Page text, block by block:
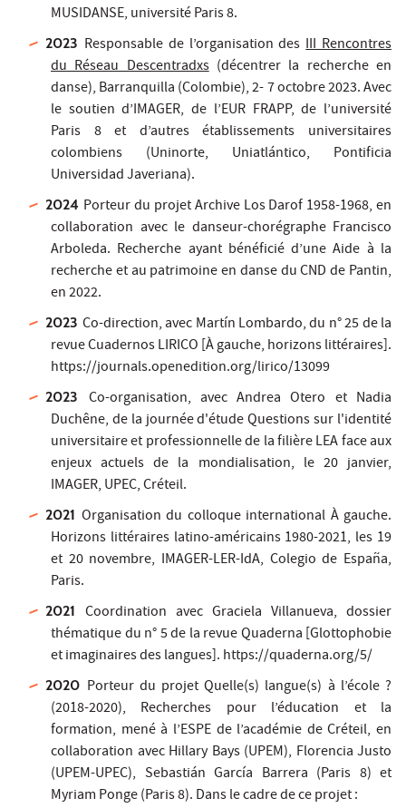
MUSIDANSE, université Paris 8.
2023 Responsable de l’organisation desIII Rencontres
du Réseau Descentradxs(décentrer la recherche en
danse), Barranquilla (Colombie), 2- 7 octobre 2023. Avec
le soutien d’IMAGER, de l’EUR FRAPP, de l’université
Paris 8 et d’autres établissements universitaires
colombiens (Uninorte, Uniatlántico, Pontificia
Universidad Javeriana).
2024 Porteur du projet Archive Los Darof 1958-1968, en
collaboration avec le danseur-chorégraphe Francisco
Arboleda. Recherche ayant bénéficié d’une Aide à la
recherche et au patrimoine en danse du CND de Pantin,
en 2022.
2023 Co-direction, avec Martín Lombardo, du n° 25 de la
revue Cuadernos LIRICO [À gauche, horizons littéraires].
https://journals.openedition.org/lirico/13099
2023 Co-organisation, avec Andrea Otero et Nadia
Duchêne, de la journée d'étude Questions sur l'identité
universitaire et professionnelle de la filière LEA face aux
enjeux actuels de la mondialisation, le 20 janvier,
IMAGER, UPEC, Créteil.
2021 Organisation du colloque international À gauche.
Horizons littéraires latino-américains 1980-2021, les 19
et 20 novembre, IMAGER-LER-IdA, Colegio de España,
Paris.
2021Coordination avec Graciela Villanueva, dossier
thématique du n° 5 de la revue Quaderna [Glottophobie
et imaginaires des langues]. https://quaderna.org/5/
2020 Porteur du projet Quelle(s) langue(s) à l’école ?
(2018-2020), Recherches pour l’éducation et la
formation, mené à l’ESPE de l’académie de Créteil, en
collaboration avec Hillary Bays (UPEM), Florencia Justo
(UPEM-UPEC), Sebastián García Barrera (Paris 8) et
Myriam Ponge (Paris 8). Dans le cadre de ce projet :